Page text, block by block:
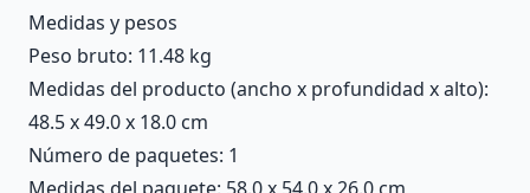
Medidas y pesos
Peso bruto: 11.48 kg
Medidas del producto (ancho x profundidad x alto):
48.5 x 49.0 x 18.0 cm
Número de paquetes: 1